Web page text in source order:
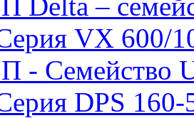
VX 600/
- Семейство
DPS